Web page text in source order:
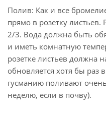
Полив: Как и все
прямо в розетку листьев.
2/3. Вода должна быть
и иметь комнатную
розетке листьев должна
обновляется хотя бы раз
гусманию поливают
неделю, если в почву).